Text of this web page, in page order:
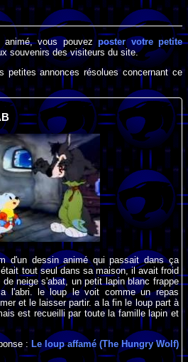
animé, vous pouvezposter votre petite
souvenirs des visiteurs du site.
petites annonces résolues concernant ce
d'un dessin animé qui passait dans ça
tout seul dans sa maison, il avait froid
neige s'abat, un petit lapin blanc frappe
l'abri. le loup le voit comme un repas
et le laisser partir. a la fin le loup part à
est recueilli par toute la famille lapin et
: Le loup affamé (The Hungry Wolf)